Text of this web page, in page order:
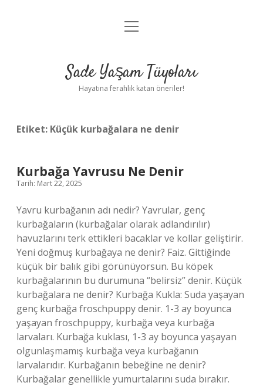
Anasayfa
Yasal Uyarı
menüyü
Sade Yaşam Tüyoları
Hayatına ferahlık katan öneriler!
Etiket: Küçük kurbağalara ne denir
Kurbağa Yavrusu Ne Denir
Tarih: Mart 22, 2025
Yavru kurbağanın adı nedir? Yavrular, genç
kurbağaların (kurbağalar olarak adlandırılır)
havuzlarını terk ettikleri bacaklar ve kollar geliştirir.
Yeni doğmuş kurbağaya ne denir? Faiz. Gittiğinde
küçük bir balık gibi görünüyorsun. Bu köpek
kurbağalarının bu durumuna “belirsiz” denir. Küçük
kurbağalara ne denir? Kurbağa Kukla: Suda yaşayan
genç kurbağa froschpuppy denir. 1-3 ay boyunca
yaşayan froschpuppy, kurbağa veya kurbağa
larvaları. Kurbağa kuklası, 1-3 ay boyunca yaşayan
olgunlaşmamış kurbağa veya kurbağanın
larvalarıdır. Kurbağanın bebeğine ne denir?
Kurbağalar genellikle yumurtalarını suda bırakır.